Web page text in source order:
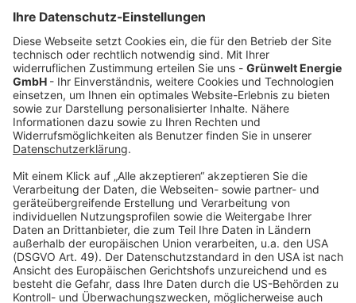
Sie zufrieden sind, können wir es auch sein. Unsere
von Wien sind deshalb mit viel Engagement und
fundiertem Wissen Ihre persönlichen
Ansprechpartner und Fachexperten für alle Anliegen
rund um Ihre Energieversorgung. Deshalb ist es für
uns auch selbstverständlich, in das Know-how und
die kontinuierliche Weiterbildung unseres Teams zu
investieren.
Ökostrom